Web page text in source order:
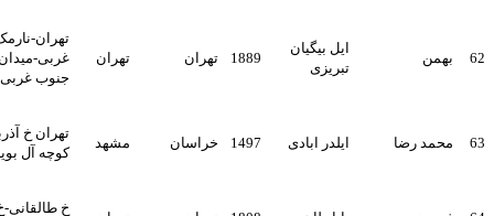
تبریزی
1889 تهران تهران
تهران-نارمک-خ 46 متری
غربی-میدان78-بن بست
ایلدر ابادی 1497 خراسان مشهد
تهران خ آذربایجان خ کارون
کوچه آل بویه پلاک 11 طبقه 4
خ طالقانی-خ شهید موسوی